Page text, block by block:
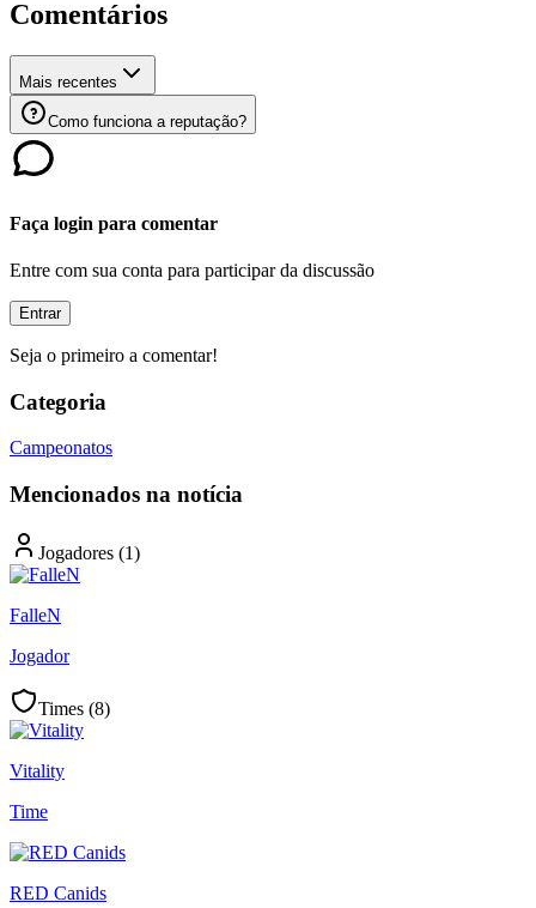
Comentários
Mais recentes
Como funciona a reputação?
Faça login para comentar
Entre com sua conta para participar da discussão
Entrar
Seja o primeiro a comentar!
Categoria
Campeonatos
Mencionados na notícia
Jogadores (1)
FalleN
Jogador
Times (8)
Vitality
Time
RED Canids